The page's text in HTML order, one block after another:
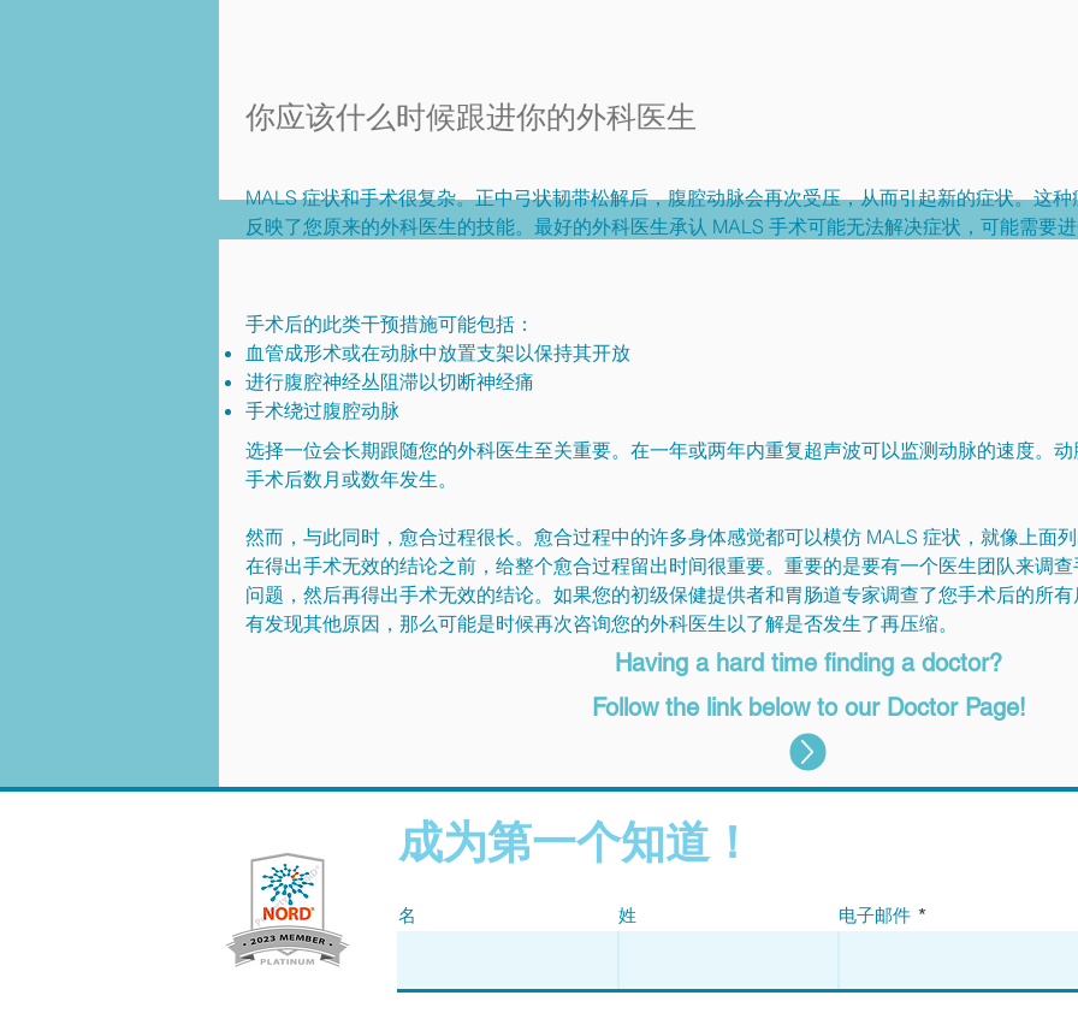
手术后的此类干预措施可能包括：
血管成形术或在动脉中放置支架以保持其开放
进行腹腔神经丛阻滞以切断神经痛
手术绕过腹腔动脉
选择一位会长期跟随您的外科医生至关重要。在一年或两年内重复超声波可以监测动脉的速度。动
手术后数月或数年发生。
然而，与此同时，愈合过程很长。愈合过程中的许多身体感觉都可以模仿 MALS 症状，就像上面列
在得出手术无效的结论之前，给整个愈合过程留出时间很重要。重要的是要有一个医生团队来调
问题，然后再得出手术无效的结论。如果您的初级保健提供者和胃肠道专家调查了您手术后的所
有发现其他原因，那么可能是时候再次咨询您的外科医生以了解是否发生了再压缩。
Having a hard time finding a doctor?
Follow the link below to our Doctor Page!
你应该什么时候跟进你的外科医生
MALS 症状和手术很复杂。正中弓状韧带松解后，腹腔动脉会再次受压，从而引起新的症状。这
反映了您原来的外科医生的技能。最好的外科医生承认 MALS 手术可能无法解决症状，可能需要进
成为第一个知道！
名 姓 电子邮件